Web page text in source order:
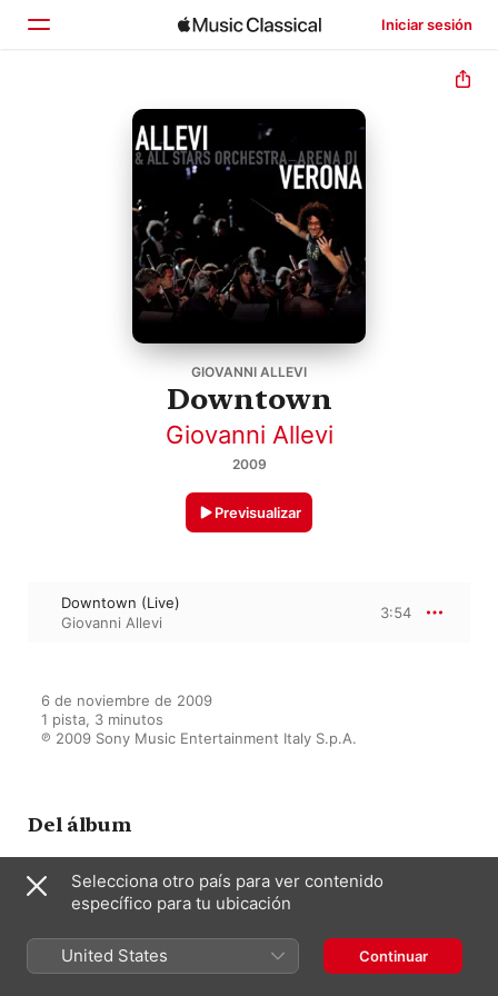
Iniciar sesión
Explorar
GIOVANNI ALLEVI
Downtown
Giovanni Allevi
2009
Previsualizar
Downtown (Live)
Giovanni Allevi
3:54
6 de noviembre de 2009
1 pista, 3 minutos
℗ 2009 Sony Music Entertainment Italy S.p.A.
Del álbum
Arena di verona (Deluxe Edition)
Giovanni Allevi
Selecciona otro país para ver contenido
específico para tu ubicación
United States Continuar